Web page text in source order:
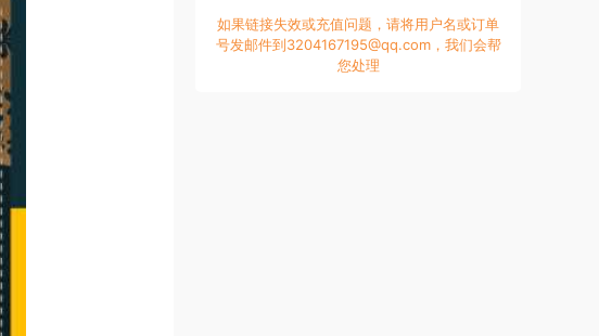
如果链接失效或充值问题，请将用户名或订单
号发邮件到3204167195@qq.com，我们会帮
您处理